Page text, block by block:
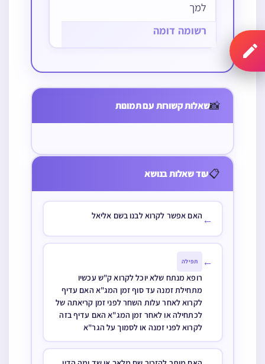
למך
רשומה דומה
📸שאלות קשורות עם תמונות
ואומרים בשם
שפתותיהם
דובבות בקבר או
השמועה
ענין שונא
מתנות יחיה עד
כמה ראוי לאדם
בו
📋עוד שאלות בנושא
← האם אפשר לקרוא לבנו בשם אליאל
← תפילה
רופא מנתח שלא יוכל לקרוא ק"ש עכשיו
מתחילת זמנה עד סוף זמן המג"א האם עדיף
לקרוא לאחר עלות השחר לפני זמן קריאתה של
לכתחילה או לאחר זמן המג"א האם עדיף בזה
לקרוא לפני זמנה או לסמוך על הגר"א